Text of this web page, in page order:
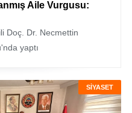
Aile Vurgusu:
Doç. Dr. Necmettin
yaptı
SİYASET